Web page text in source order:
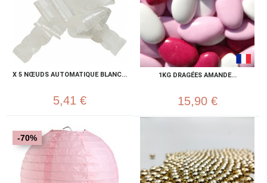
X 5 NŒUDS AUTOMATIQUE BLANC...
5,41 €
1KG DRAGÉES AMANDE...
15,90 €
-70%